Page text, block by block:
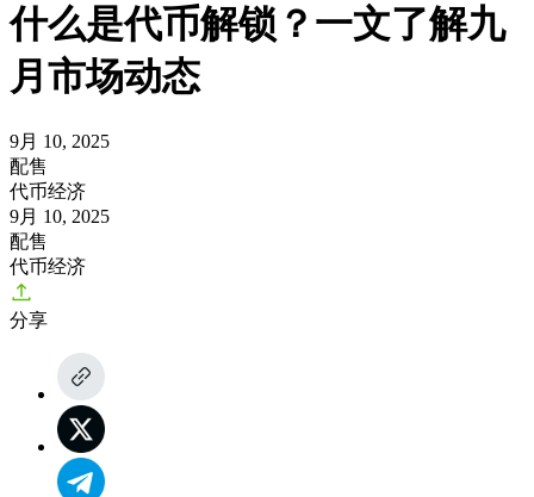
什么是代币解锁？一文了解九
月市场动态
9月 10, 2025
配售
代币经济
9月 10, 2025
配售
代币经济
分享